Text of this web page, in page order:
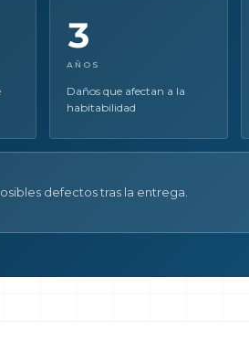
3
AÑOS
Daños que afectan a la
habitabilidad
defectos tras la entrega.